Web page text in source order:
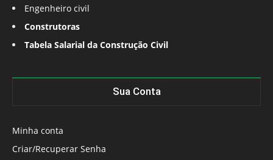
Engenheiro civil
Construtoras
Tabela Salarial da Construção Civil
Sua Conta
Minha conta
Criar/Recuperar Senha